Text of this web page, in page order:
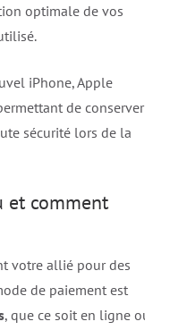
optimale de vos
iPhone, Apple
de conserver
sécurité lors de la
et comment
votre allié pour des
de paiement est
, que ce soit en ligne ou